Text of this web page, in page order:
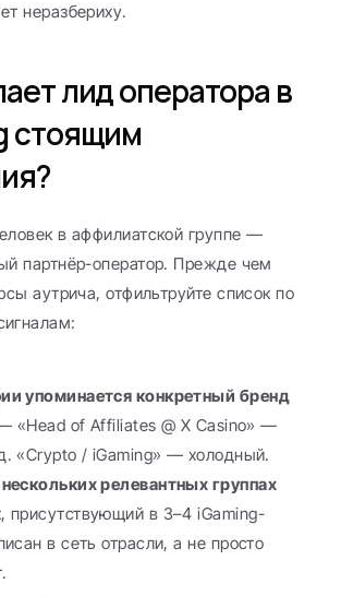
неразбериху.
лид оператора в
стоящим
в аффилиатской группе —
партнёр-оператор. Прежде чем
аутрича, отфильтруйте список по
упоминается конкретный бренд
«Head of Affiliates @ X Casino» —
«Crypto / iGaming» — холодный.
релевантных группах
присутствующий в 3–4 iGaming-
в сеть отрасли, а не просто